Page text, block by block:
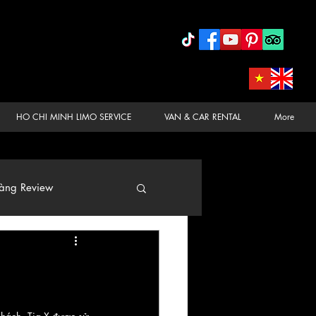
HO CHI MINH LIMO SERVICE VAN & CAR RENTAL More
Review